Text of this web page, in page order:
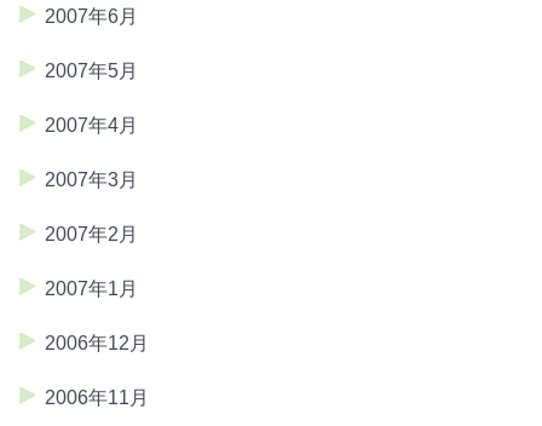
2007年6月
2007年5月
2007年4月
2007年3月
2007年2月
2007年1月
2006年12月
2006年11月